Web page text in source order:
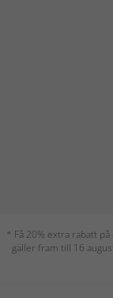
* Få 20% extra rabatt
gäller fram till 16